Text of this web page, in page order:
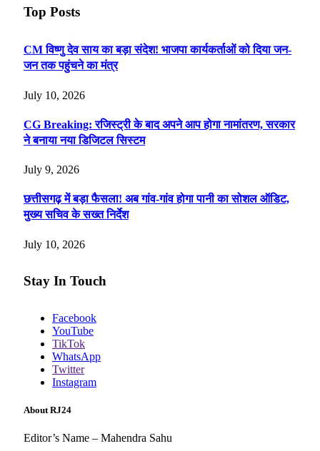
Top Posts
CM विष्णु देव साय का बड़ा संदेश! भाजपा कार्यकर्ताओं को दिया जन-
जन तक पहुंचने का मंत्र
July 10, 2026
CG Breaking: रजिस्ट्री के बाद अपने आप होगा नामांतरण, सरकार
ने बनाया नया डिजिटल सिस्टम
July 9, 2026
छत्तीसगढ़ में बड़ा फैसला! अब गांव-गांव होगा पानी का सोशल ऑडिट,
मुख्य सचिव के सख्त निर्देश
July 10, 2026
Stay In Touch
Facebook
YouTube
TikTok
WhatsApp
Twitter
Instagram
About RJ24
Editor’s Name – Mahendra Sahu